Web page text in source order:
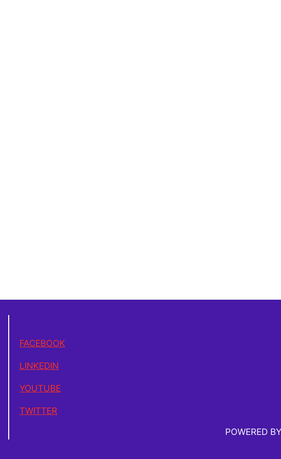
FACEBOOK
LINKEDIN
YOUTUBE
TWITTER
POWERED